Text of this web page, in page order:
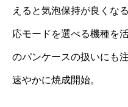
えると気泡保持が良くな
応モードを選べる機種を
のパンケースの扱いにも
速やかに焼成開始。